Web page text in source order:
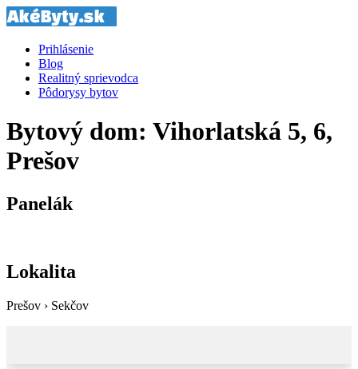
Prihlásenie
Blog
Realitný sprievodca
Pôdorysy bytov
Bytový dom: Vihorlatská 5, 6,
Prešov
Panelák
Lokalita
Prešov › Sekčov